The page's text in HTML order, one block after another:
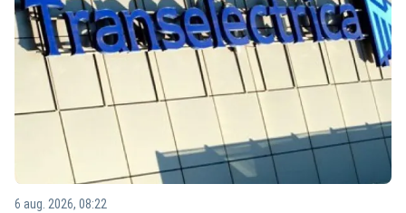
6 aug. 2026, 08:22